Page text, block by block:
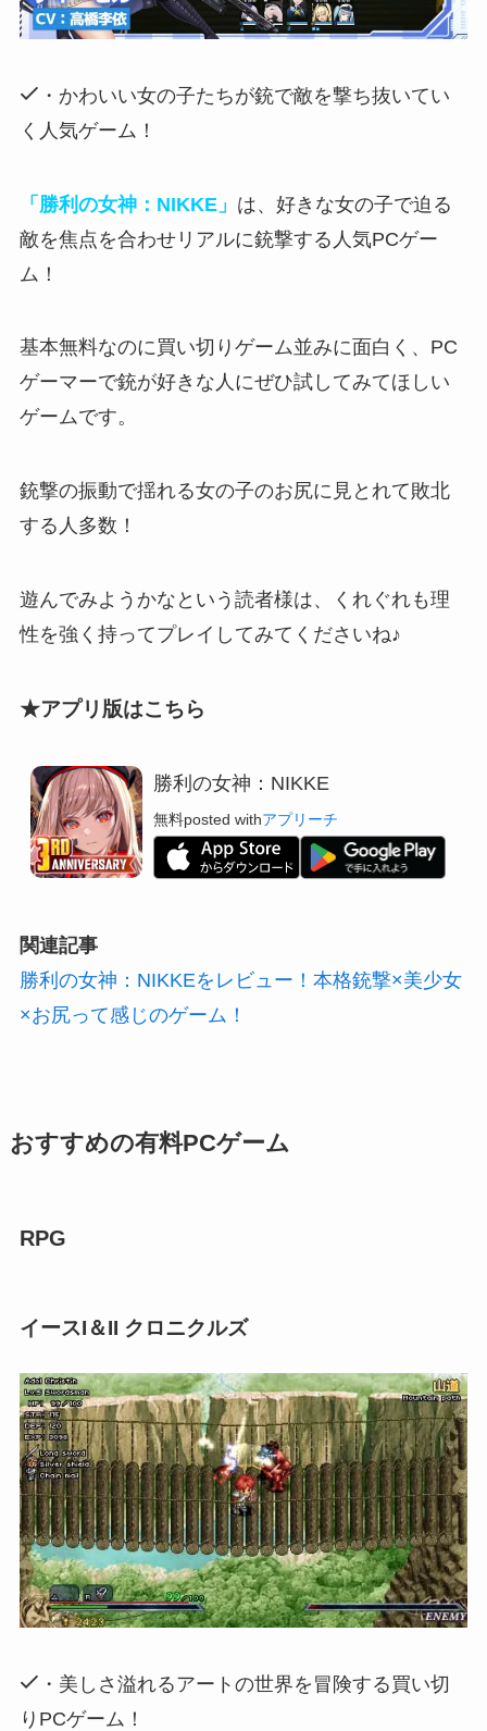
・かわいい女の子たちが銃で敵を撃ち抜いてい
く人気ゲーム！
「勝利の女神：NIKKE」 は、好きな女の子で迫る
敵を焦点を合わせリアルに銃撃する人気PCゲー
ム！
基本無料なのに買い切りゲーム並みに面白く、 PC
ゲーマーで銃が好きな人にぜひ試してみてほしい
ゲームです。
銃撃の振動で揺れる女の子のお尻に見とれて敗北
する人多数！
遊んでみようかなという読者様は、くれぐれも理
性を強く持ってプレイしてみてくださいね♪
★アプリ版はこちら
勝利の女神：NIKKE
無料posted withアプリーチ
関連記事
勝利の女神：NIKKEをレビュー！本格銃撃×美少女
×お尻って感じのゲーム！
おすすめの有料PCゲーム
RPG
イースI＆II クロニクルズ
・美しさ溢れるアートの世界を冒険する買い切
りPCゲーム！